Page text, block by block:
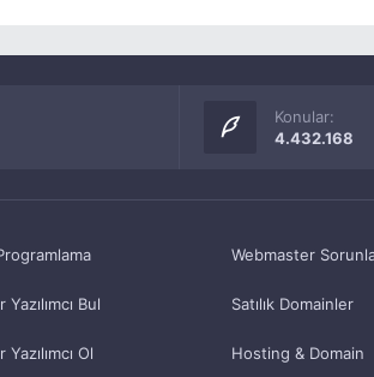
Konular:
4.432.168
Bul
Ol
Webmaster
Satılık Domainler
Hosting & Domain